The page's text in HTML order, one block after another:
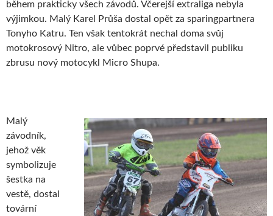
během prakticky všech závodů. Včerejší extraliga nebyla
výjimkou. Malý Karel Průša dostal opět za sparingpartnera
Tonyho Katru. Ten však tentokrát nechal doma svůj
motokrosový Nitro, ale vůbec poprvé představil publiku
zbrusu nový motocykl Micro Shupa.
Malý
závodník,
jehož věk
symbolizuje
šestka na
vestě, dostal
tovární